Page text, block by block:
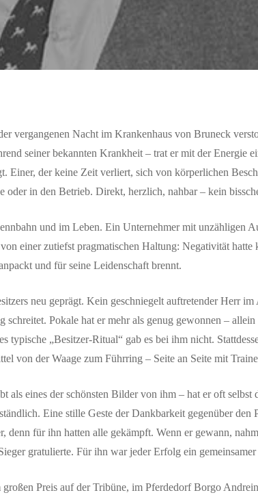
vergangenen Nacht im Krankenhaus von Bruneck
seiner bekannten Krankheit – trat er mit der Energie
Einer, der keine Zeit verliert, sich von körperlichen
oder in den Betrieb. Direkt, herzlich, nahbar – kein
und im Leben. Ein Unternehmer mit unzähligen
einer zutiefst pragmatischen Haltung: Negativität
und für seine Leidenschaft brennt.
neu geprägt. Kein geschniegelt auftretender Herr
schreitet. Pokale hat er mehr als genug gewonnen –
typische „Besitzer-Ritual“ gab es bei ihm nicht.
von der Waage zum Führring – Seite an Seite mit
als eines der schönsten Bilder von ihm – hat er oft
Eine stille Geste der Dankbarkeit gegenüber den
denn für ihn hatten alle gekämpft. Wenn er gewann,
gratulierte. Für ihn war jeder Erfolg ein
Preis auf der Tribüne, im Pferdedorf Borgo